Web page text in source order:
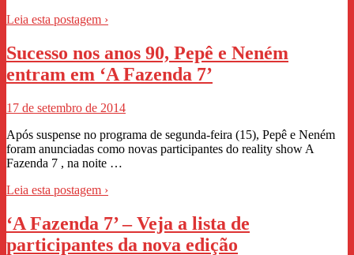
Leia esta postagem ›
Sucesso nos anos 90, Pepê e Neném
entram em ‘A Fazenda 7’
17 de setembro de 2014
Após suspense no programa de segunda-feira (15), Pepê e Neném
foram anunciadas como novas participantes do reality show A
Fazenda 7 , na noite …
Leia esta postagem ›
‘A Fazenda 7’ – Veja a lista de
participantes da nova edição